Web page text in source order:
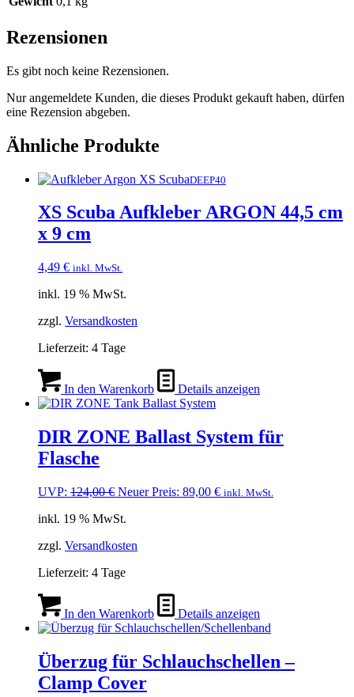
Rezensionen
Es gibt noch keine Rezensionen.
Nur angemeldete Kunden, die dieses Produkt gekauft haben, dürfen
eine Rezension abgeben.
Ähnliche Produkte
DEEP40
XS Scuba Aufkleber ARGON 44,5 cm
x 9 cm
4,49 € inkl. MwSt.
inkl. 19 % MwSt.
zzgl. Versandkosten
Lieferzeit: 4 Tage
In den Warenkorb Details anzeigen
DIR ZONE Ballast System für
Flasche
UVP: 124,00€ Ursprünglicher
war:
Neuer Preis: 89,00 €Aktueller
inkl. MwSt.
inkl. 19 % MwSt.
zzgl. Versandkosten
Lieferzeit: 4 Tage
In den Warenkorb Details anzeigen
Überzug für Schlauchschellen –
Clamp Cover